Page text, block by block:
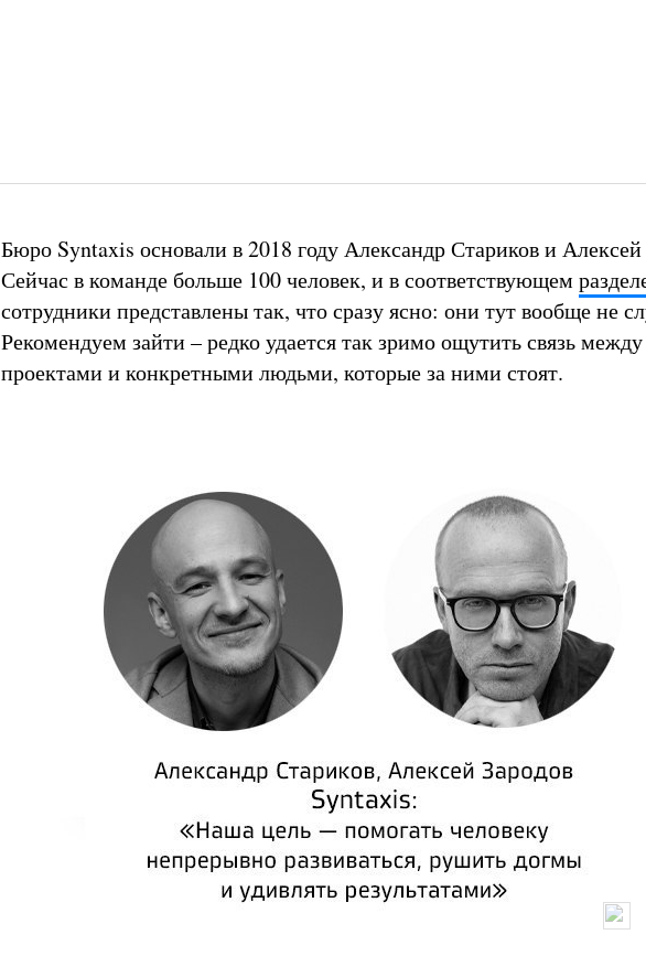
Бюро Syntaxis основали в 2018 году Александр Стариков и Алексей
Сейчас в команде больше 100 человек, и в соответствующем
сотрудники представлены так, что сразу ясно: они тут вообще не
Рекомендуем зайти – редко удается так зримо ощутить связь между
проектами и конкретными людьми, которые за ними стоят.